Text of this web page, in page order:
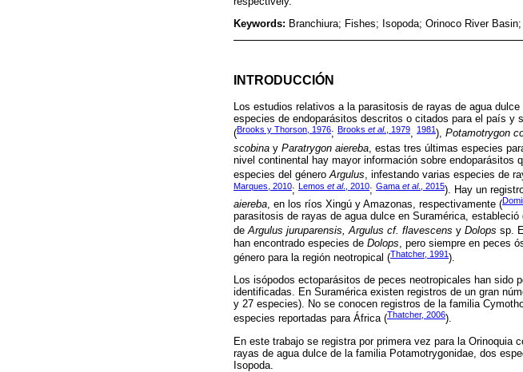
Keywords: Branchiura; Fishes; Isopoda; Orinoco River
INTRODUCCIÓN
Los estudios relativos a la parasitosis de rayas de agua
especies de endoparásitos descritos o citados para el país y
(Brooks y Thorson, 1976; Brooks et al., 1979, 1981 ), Potamotrygon
scobina y Paratrygon aiereba, estas tres últimas especies
nivel continental hay mayor información sobre
especies del géneroArgulus, infestando varias especies de
Marques, 2010; Lemos et al., 2010; Gama et al., 2015). Hay un
aiereba, en los ríos Xingú y Amazonas, respectivamente (
parasitosis de rayas de agua dulce en Suramérica,
deArgulus juruparensis, Argulus cf. flavescens y Dolops sp.
han encontrado especies de Dolops , pero siempre en peces
género para la región neotropical (Thatcher, 1991).
Los isópodos ectoparásitos de peces neotropicales han
identificadas. En Suramérica existen registros de un gran
y 27 especies). No se conocen registros de la familia
especies reportadas para África (Thatcher, 2006).
En este trabajo se registra por primera vez para la
rayas de agua dulce de la familia Potamotrygonidae, dos
Isopoda.